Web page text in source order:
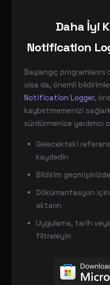
Daha İyi
Notification
Başlangıç
olsa da, önemli
Notification Logger,
kaybetmemenizi
sürdürmenize yardımcı
Gelecekteki
kaydedin
Bildirim
Dökümantasyon için
aktarın
Uygulama, tarih
filtreleyin